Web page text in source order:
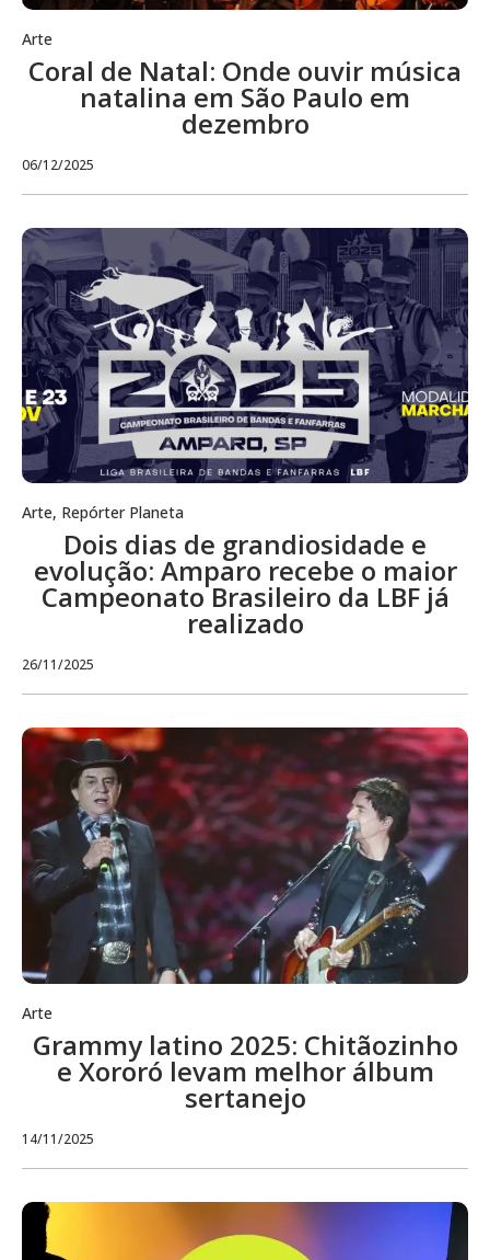
Arte
Coral de Natal: Onde ouvir música
natalina em São Paulo em
dezembro
06/12/2025
Arte, Repórter Planeta
Dois dias de grandiosidade e
evolução: Amparo recebe o maior
Campeonato Brasileiro da LBF já
realizado
26/11/2025
Arte
Grammy latino 2025: Chitãozinho
e Xororó levam melhor álbum
sertanejo
14/11/2025